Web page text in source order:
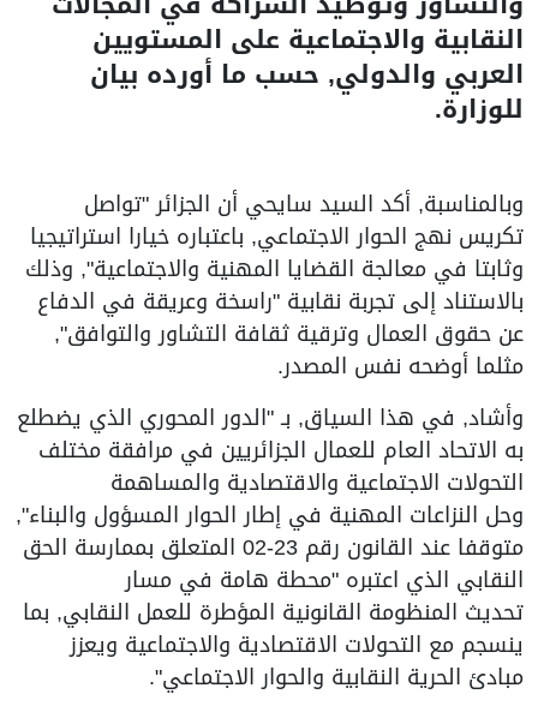
النقابية والاجتماعية على المستويين
العربي والدولي, حسب ما أورده بيان
للوزارة.
وبالمناسبة, أكد السيد سايحي أن الجزائر "تواصل
تكريس نهج الحوار الاجتماعي, باعتباره خيارا استراتيجيا
وثابتا في معالجة القضايا المهنية والاجتماعية", وذلك
بالاستناد إلى تجربة نقابية "راسخة وعريقة في الدفاع
عن حقوق العمال وترقية ثقافة التشاور والتوافق",
مثلما أوضحه نفس المصدر.
وأشاد, في هذا السياق, بـ "الدور المحوري الذي يضطلع
به الاتحاد العام للعمال الجزائريين في مرافقة مختلف
التحولات الاجتماعية والاقتصادية والمساهمة
وحل النزاعات المهنية في إطار الحوار المسؤول والبناء",
متوقفا عند القانون رقم 23-02 المتعلق بممارسة الحق
النقابي الذي اعتبره "محطة هامة في مسار
تحديث المنظومة القانونية المؤطرة للعمل النقابي, بما
ينسجم مع التحولات الاقتصادية والاجتماعية ويعزز
مبادئ الحرية النقابية والحوار الاجتماعي".